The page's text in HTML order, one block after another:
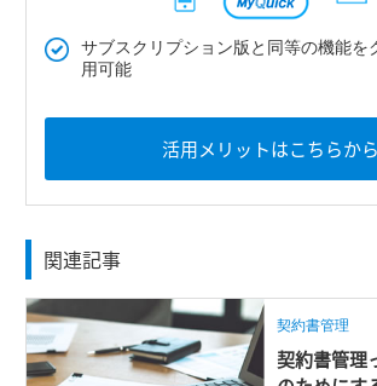
サブスクリプション版と同等の機能を
用可能
活用メリットはこちらから
関連記事
契約書管理
契約書管理